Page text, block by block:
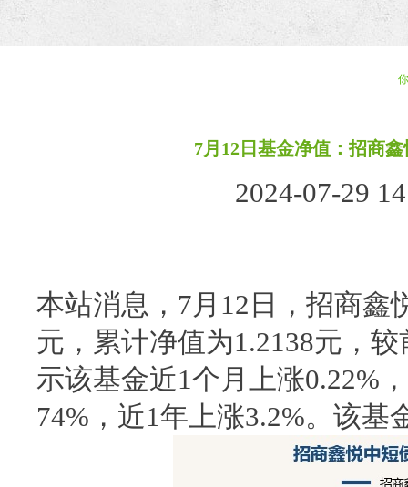
7月12日基金净值：招商
2024-07-29
本站消息，7月12日，招商鑫
元，累计净值为1.2138元，
示该基金近1个月上涨0.22%
74%，近1年上涨3.2%。该